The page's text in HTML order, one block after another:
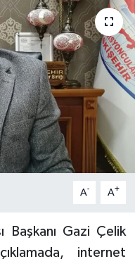
A- A+
Başkanı Gazi Çelik
internet